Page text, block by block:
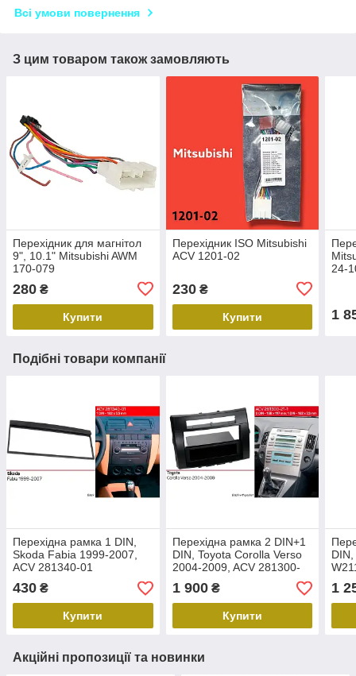
Всі умови повернення
З цим товаром також замовляють
Перехідник для магнітол
9", 10.1" Mitsubishi AWM
170-079
280 ₴
Купити
Перехідник ISO Mitsubishi
ACV 1201-02
230₴
Купити
24-
1
Подібні товари компанії
Перехідна рамка 1 DIN,
Skoda Fabia 1999-2007,
ACV 281340-01
430 ₴
Купити
Перехідна рамка 2 DIN+1
DIN, Toyota Corolla Verso
2004-2009, ACV 281300-
21-1
1 900₴
Купити
1
Акційні пропозиції та новинки